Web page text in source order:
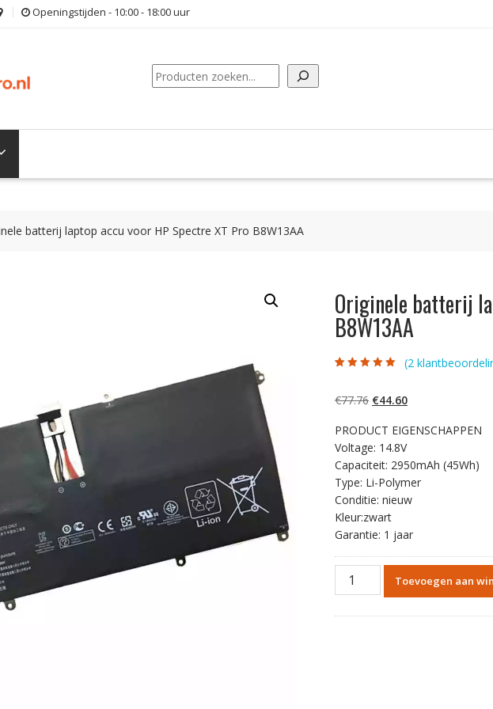
Openingstijden - 10:00 - 18:00 uur
Zoeken
batterij laptop accu voor HP Spectre XT Pro B8W13AA
Originele batterij
B8W13AA
gebaseerd op
klantbeoordelinge
(2
€77.76 Oorspronkelijke
was:
€77.76.
€44.60Huidige
is:
PRODUCT EIGENSCHAPPEN
Voltage: 14.8V
Capaciteit: 2950mAh (45Wh)
Type: Li-Polymer
Conditie: nieuw
Kleur:zwart
Garantie: 1 jaar
Originele
Toevoegen aan